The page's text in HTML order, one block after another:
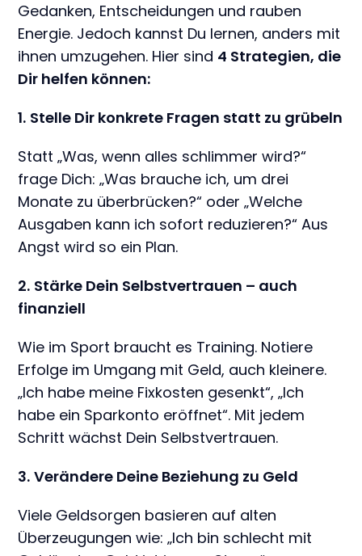
Gedanken, Entscheidungen und rauben
Energie. Jedoch kannst Du lernen, anders mit
ihnen umzugehen. Hier sind 4 Strategien, die
Dir helfen können:
1. Stelle Dir konkrete Fragen statt zu grübeln
Statt „Was, wenn alles schlimmer wird?“
frage Dich: „Was brauche ich, um drei
Monate zu überbrücken?“ oder „Welche
Ausgaben kann ich sofort reduzieren?“ Aus
Angst wird so ein Plan.
2. Stärke Dein Selbstvertrauen – auch
finanziell
Wie im Sport braucht es Training. Notiere
Erfolge im Umgang mit Geld, auch kleinere.
„Ich habe meine Fixkosten gesenkt“, „Ich
habe ein Sparkonto eröffnet“. Mit jedem
Schritt wächst Dein Selbstvertrauen.
3. Verändere Deine Beziehung zu Geld
Viele Geldsorgen basieren auf alten
Überzeugungen wie: „Ich bin schlecht mit